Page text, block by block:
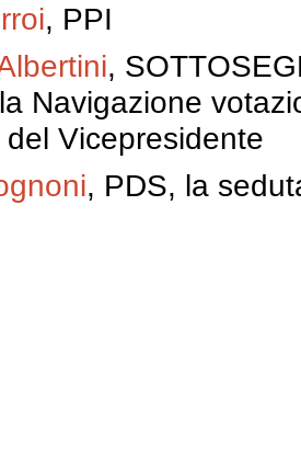
, PPI
,
Navigazione
Vicepresidente
, PDS, la